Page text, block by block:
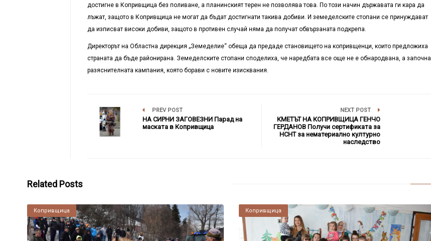
достигне в Копривщица без поливане, а планинският терен не позволява това. По този начин държавата ги кара да
лъжат, защото в Копривщица не могат да бъдат достигнати такива добиви. И земеделските стопани се принуждават
да изписват високи добиви, защото в противен случай няма да получат обвързаната подкрепа.
Директорът на Областна дирекция „Земеделие“ обеща да предаде становището на копривщенци, които предложиха
страната да бъде районирана. Земеделските стопани споделиха, че наредбата все още не е обнародвана, а започна
разяснителната кампания, която борави с новите изисквания.
PREV POST
НА СИРНИ ЗАГОВЕЗНИ Парад на
маската в Копривщица
NEXT POST
КМЕТЪТ НА КОПРИВЩИЦА ГЕНЧО
ГЕРДАНОВ Получи сертификата за
НСНТ за нематериално културно
наследство
Related Posts
Копривщица Копривщица